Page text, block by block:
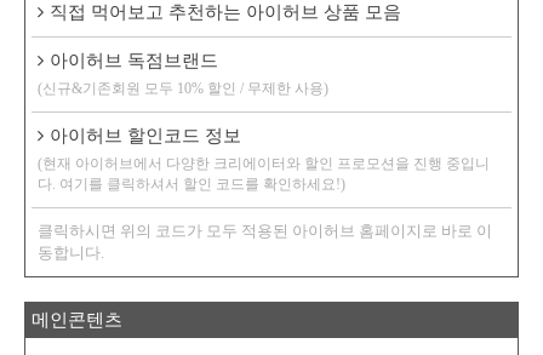
직접 먹어보고 추천하는 아이허브 상품 모음
아이허브 독점브랜드
(신규&기존회원 모두 10% 할인 / 무제한 사용)
아이허브 할인코드 정보
(현재 아이허브에서 다양한 크리에이터와 할인 프로모션을 진행 중입니
다. 여기를 클릭하셔서 할인 코드를 확인하세요!)
클릭하시면 위의 코드가 모두 적용된 아이허브 홈페이지로 바로 이
동합니다.
메인콘텐츠